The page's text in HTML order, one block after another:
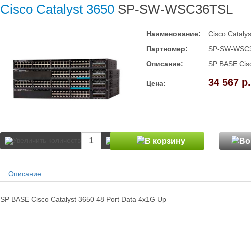
Cisco Catalyst 3650 SP-SW-WSC36TSL
Наименование:
Cisco
Партномер:
SP-SW-
Описание:
SP BASE
Цена: 34 567 р.
Описание
SP BASE Cisco Catalyst 3650 48 Port Data 4x1G Up